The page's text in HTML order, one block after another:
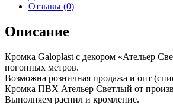
Отзывы (0)
Описание
Кромка Galoplast с декором «Ательер
погонных метров.
Возможна розничная продажа и опт
Кромка ПВХ Ательер Светлый от
Выполняем распил и кромление.